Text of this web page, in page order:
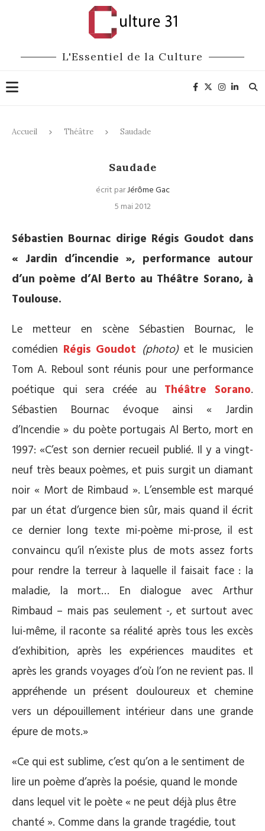
L'Essentiel de la Culture
Accueil Théâtre Saudade
Saudade
écrit parJérôme Gac
5 mai 2012
Sébastien Bournac dirige Régis Goudot dans
« Jardin d’incendie », performance autour
d’un poème d’Al Berto au Théâtre Sorano, à
Toulouse.
Le metteur en scène Sébastien Bournac, le
comédien Régis Goudot (photo)et le musicien
Tom A. Reboul sont réunis pour une performance
poétique qui sera créée au Théâtre Sorano.
Sébastien Bournac évoque ainsi « Jardin
d’Incendie » du poète portugais Al Berto, mort en
1997: «C’est son dernier recueil publié. Il y a vingt-
neuf très beaux poèmes, et puis surgit un diamant
noir « Mort de Rimbaud ». L’ensemble est marqué
par un état d’urgence bien sûr, mais quand il écrit
ce dernier long texte mi-poème mi-prose, il est
convaincu qu’il n’existe plus de mots assez forts
pour rendre la terreur à laquelle il faisait face : la
maladie, la mort… En dialogue avec Arthur
Rimbaud – mais pas seulement -, et surtout avec
lui-même, il raconte sa réalité après tous les excès
d’exhibition, après les expériences maudites et
après les grands voyages d’où l’on ne revient pas. Il
appréhende un présent douloureux et chemine
vers un dépouillement intérieur dans une grande
épure de mots.»
«Ce qui est sublime, c’est qu’on a le sentiment de
lire un poème d’après la poésie, quand le monde
dans lequel vit le poète « ne peut déjà plus être
chanté ». Comme dans la grande tragédie, tout